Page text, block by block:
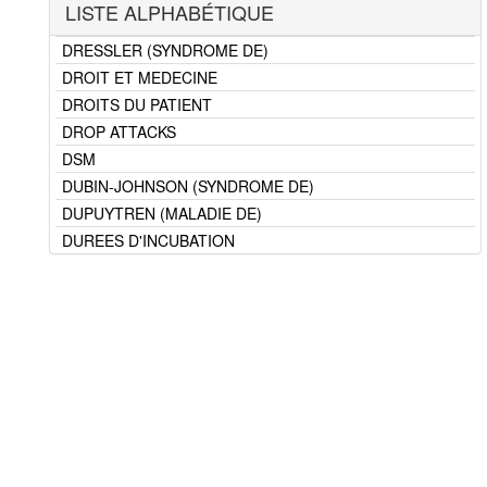
LISTE ALPHABÉTIQUE
DREPANOCYTOSE - CONSEILS
DRESSLER (SYNDROME DE)
DROIT ET MEDECINE
DROITS DU PATIENT
DROP ATTACKS
DSM
DUBIN-JOHNSON (SYNDROME DE)
DUPUYTREN (MALADIE DE)
DUREES D'INCUBATION